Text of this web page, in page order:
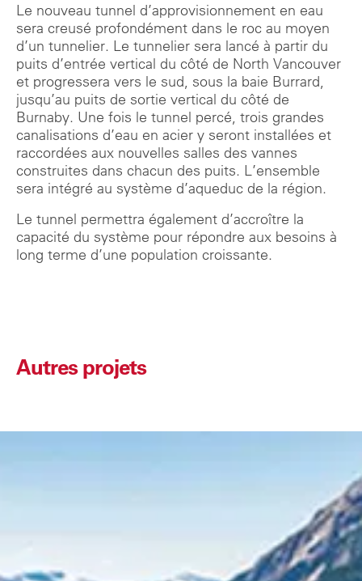
Le nouveau tunnel d’approvisionnement en eau
sera creusé profondément dans le roc au moyen
d’un tunnelier. Le tunnelier sera lancé à partir du
puits d’entrée vertical du côté de North Vancouver
et progressera vers le sud, sous la baie Burrard,
jusqu’au puits de sortie vertical du côté de
Burnaby. Une fois le tunnel percé, trois grandes
canalisations d’eau en acier y seront installées et
raccordées aux nouvelles salles des vannes
construites dans chacun des puits. L’ensemble
sera intégré au système d’aqueduc de la région.
Le tunnel permettra également d’accroître la
capacité du système pour répondre aux besoins à
long terme d’une population croissante.
Autres projets